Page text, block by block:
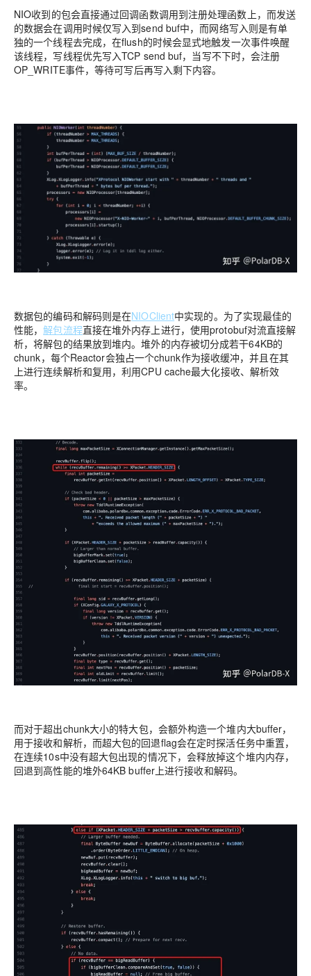
NIO收到的包会直接通过回调函数调用到注册处理函数上，而发送
的数据会在调用时候仅写入到send buf中，而网络写入则是有单
独的一个线程去完成，在flush的时候会显式地触发一次事件唤醒
该线程，写线程优先写入TCP send buf，当写不下时，会注册
OP_WRITE事件，等待可写后再写入剩下内容。
数据包的编码和解码则是在NIOClient中实现的。为了实现最佳的
性能，解包流程直接在堆外内存上进行，使用protobuf对流直接解
析，将解包的结果放到堆内。堆外的内存被切分成若干64KB的
chunk，每个Reactor会独占一个chunk作为接收缓冲，并且在其
上进行连续解析和复用，利用CPU cache最大化接收、解析效
率。
而对于超出chunk大小的特大包，会额外构造一个堆内大buffer，
用于接收和解析，而超大包的回退flag会在定时探活任务中重置，
在连续10s中没有超大包出现的情况下，会释放掉这个堆内内存，
回退到高性能的堆外64KB buffer上进行接收和解码。